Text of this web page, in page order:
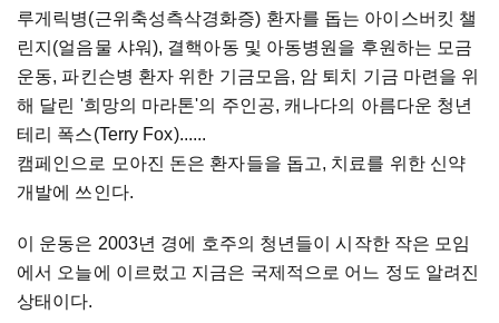
루게릭병(근위축성측삭경화증) 환자를 돕는 아이스버킷 챌
린지(얼음물 샤워), 결핵아동 및 아동병원을 후원하는 모금
운동, 파킨슨병 환자 위한 기금모음, 암 퇴치 기금 마련을 위
해 달린 '희망의 마라톤'의 주인공, 캐나다의 아름다운 청년
테리 폭스(Terry Fox)......
캠페인으로 모아진 돈은 환자들을 돕고, 치료를 위한 신약
개발에 쓰인다.
이 운동은 2003년 경에 호주의 청년들이 시작한 작은 모임
에서 오늘에 이르렀고 지금은 국제적으로 어느 정도 알려진
상태이다.